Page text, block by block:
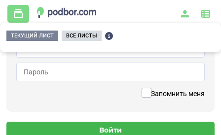
Запомнить меня
ТЕКУЩИЙ ЛИСТ ВСЕ ЛИСТЫ
Главная / Контрольно-измерительные приборы и автоматика /
Измерительное оборудование / Формирователи сигналов / Вихретоковые
Вихретоковые